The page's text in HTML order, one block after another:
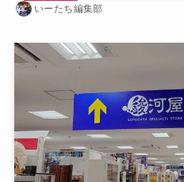
いーたち編集部